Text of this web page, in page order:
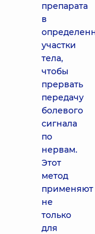
препарата
в
участки
тела,
чтобы
прервать
передачу
болевого
сигнала
по
нервам.
Этот
метод
применяют
не
только
для